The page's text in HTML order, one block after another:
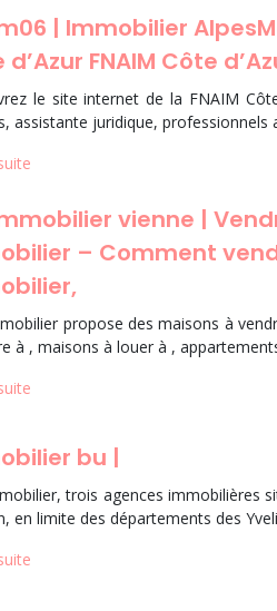
| Immobilier
FNAIM Côte
le site internet de la FNAIM
assistante juridique, professionnels
vienne |
– Comment
propose des maisons à
à , maisons à louer à ,
bu |
trois agences immobilières
en limite des départements des